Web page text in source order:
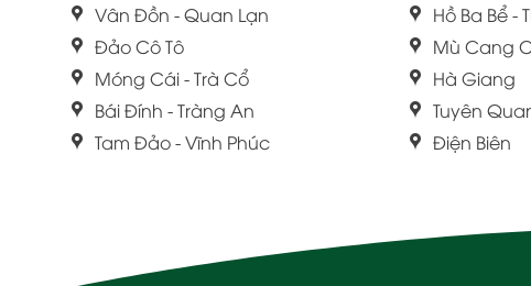
Vân Đồn - Quan Lạn
Đảo Cô Tô
Móng Cái - Trà Cổ
Bái Đính - Tràng An
Tam Đảo - Vĩnh Phúc
Hồ Ba Bể -
Mù Cang
Hà Giang
Tuyên
Điện Biên